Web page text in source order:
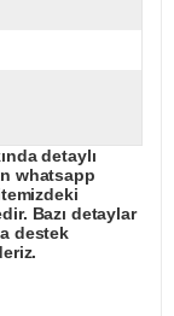
detaylı
whatsapp
Bazı detaylar
destek